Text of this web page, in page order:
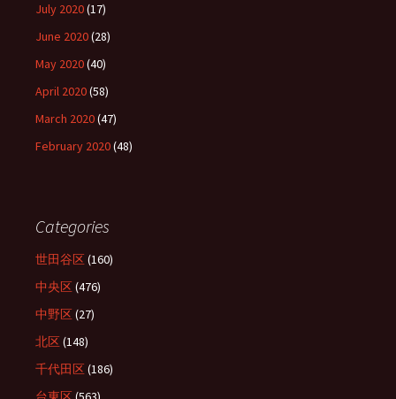
July 2020(17)
June 2020(28)
May 2020(40)
April 2020(58)
March 2020(47)
February 2020(48)
Categories
世田谷区(160)
中央区(476)
中野区(27)
北区(148)
千代田区(186)